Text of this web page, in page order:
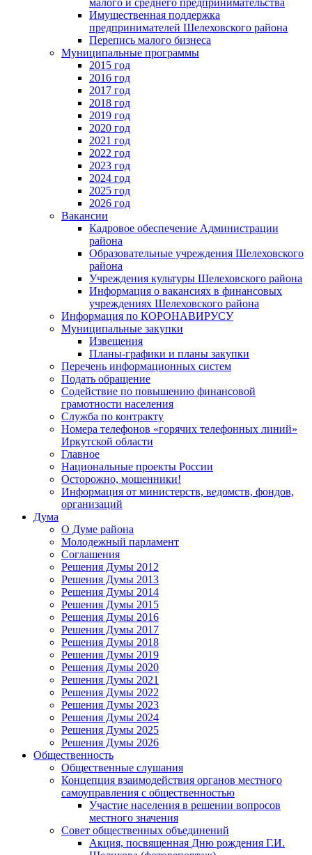
Имущественная поддержка
предпринимателей Шелеховского района
Перепись малого бизнеса
Муниципальные программы
2015 год
2016 год
2017 год
2018 год
2019 год
2020 год
2021 год
2022 год
2023 год
2024 год
2025 год
2026 год
Вакансии
Кадровое обеспечение Администрации
района
Образовательные учреждения Шелеховского
района
Учреждения культуры Шелеховского района
Информация о вакансиях в финансовых
учреждениях Шелеховского района
Информация по КОРОНАВИРУСУ
Муниципальные закупки
Извещения
Планы-графики и планы закупки
Перечень информационных систем
Подать обращение
Содействие по повышению финансовой
грамотности населения
Служба по контракту
Номера телефонов «горячих телефонных линий»
Иркутской области
Главное
Национальные проекты России
Осторожно, мошенники!
Информация от министерств, ведомств, фондов,
организаций
Дума
О Думе района
Молодежный парламент
Соглашения
Решения Думы 2012
Решения Думы 2013
Решения Думы 2014
Решения Думы 2015
Решения Думы 2016
Решения Думы 2017
Решения Думы 2018
Решения Думы 2019
Решения Думы 2020
Решения Думы 2021
Решения Думы 2022
Решения Думы 2023
Решения Думы 2024
Решения Думы 2025
Решения Думы 2026
Общественность
Общественные слушания
Концепция взаимодействия органов местного
самоуправления с общественностью
Участие населения в решении вопросов
местного значения
Совет общественных объединений
Акция, посвященная Дню рождения Г.И.